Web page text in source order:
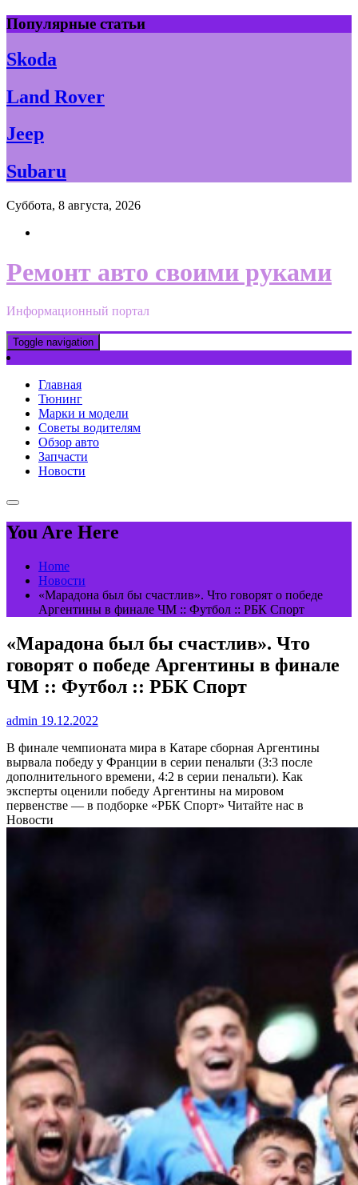
Skip
to
content
Популярные статьи
Skoda
Land Rover
Jeep
Subaru
Суббота, 8 августа, 2026
Ремонт авто своими руками
Информационный портал
Toggle navigation
Главная
Тюнинг
Марки и модели
Советы водителям
Обзор авто
Запчасти
Новости
You Are Here
Home
Новости
«Марадона был бы счастлив». Что говорят о победе
Аргентины в финале ЧМ :: Футбол :: РБК Спорт
«Марадона был бы счастлив». Что
говорят о победе Аргентины в финале
ЧМ :: Футбол :: РБК Спорт
admin 19.12.2022
В финале чемпионата мира в Катаре сборная Аргентины
вырвала победу у Франции в серии пенальти (3:3 после
дополнительного времени, 4:2 в серии пенальти). Как
эксперты оценили победу Аргентины на мировом
первенстве — в подборке «РБК Спорт» Читайте нас в
Новости